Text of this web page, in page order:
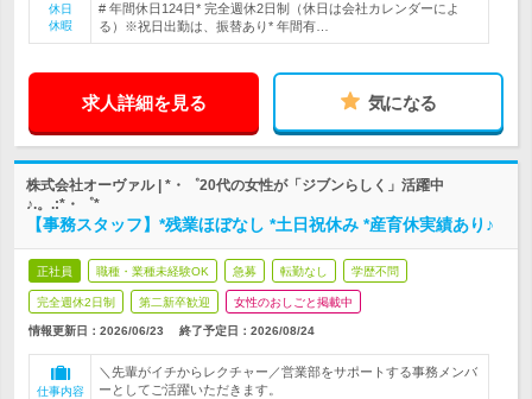
休日
休暇
# 年間休日124日* 完全週休2日制（休日は会社カレンダーによ
る）※祝日出勤は、振替あり* 年間有…
求人詳細を見る 気になる
株式会社オーヴァル | *・゜20代の女性が「ジブンらしく」活躍中
♪.。.:*・゜*
【事務スタッフ】*残業ほぼなし *土日祝休み *産育休実績あり♪
正社員 職種・業種未経験OK 急募 転勤なし 学歴不問
完全週休2日制 第二新卒歓迎 女性のおしごと掲載中
情報更新日：2026/06/23 終了予定日： 2026/08/24
仕事内容
＼先輩がイチからレクチャー／営業部をサポートする事務メンバ
ーとしてご活躍いただきます。